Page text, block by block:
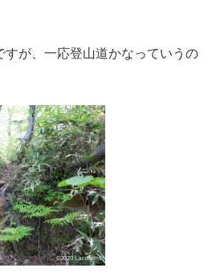
すが、一応登山道かなっていうの